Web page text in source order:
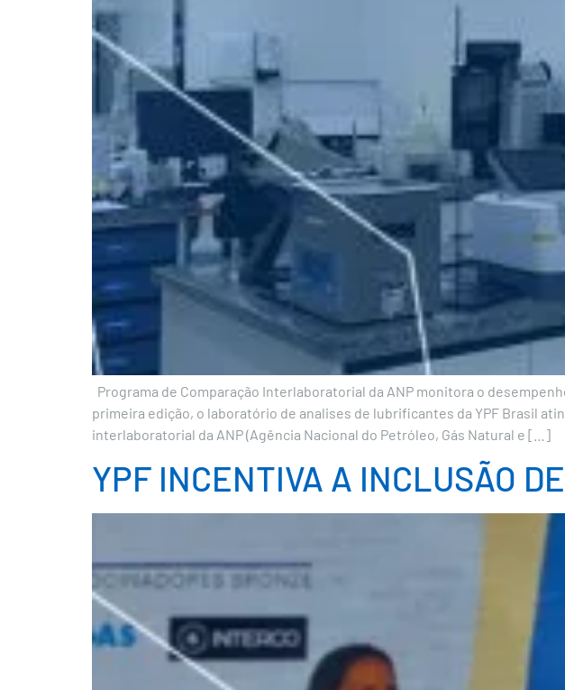
Programa de Comparação Interlaboratorial da ANP monitora o
primeira edição, o laboratório de analises de lubrificantes da YPF Brasil
interlaboratorial da ANP (Agência Nacional do Petróleo, Gás Natural e […]
YPF INCENTIVA A INCLUSÃO